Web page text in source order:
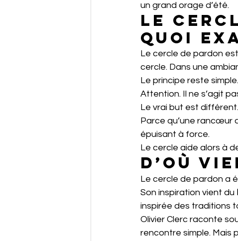
un grand orage d’été.
Le
quoi
Le cercle de pardon
cercle. Dans une
Le principe reste
Attention. Il ne s’agit
Le vrai but est
Parce qu’une rancœur
épuisant à force.
Le cercle aide alors à
D’où
Le cercle de pardon a
Son inspiration vient du
inspirée des traditions
Olivier Clerc raconte
rencontre simple. Mais